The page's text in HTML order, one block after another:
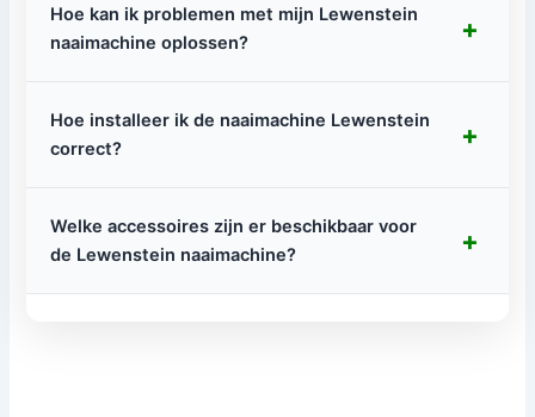
Hoe kan ik problemen met mijn Lewenstein
naaimachine oplossen?
+
Hoe installeer ik de naaimachine Lewenstein
correct?
+
Welke accessoires zijn er beschikbaar voor
de Lewenstein naaimachine?
+